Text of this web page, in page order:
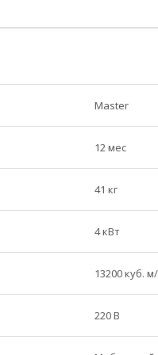
Master
12 мес
41 кг
4 кВт
13200 куб.
220 В